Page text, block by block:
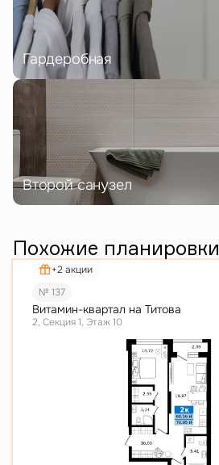
Гардеробная
Второй санузел
Похожие планировки
+2 акции
№ 137
Витамин-квартал на Титова
2, Секция 1, Этаж 10